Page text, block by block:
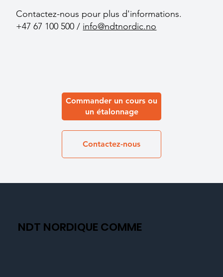
Contactez-nous pour plus d'informations.
+47 67 100 500 / info@ndtnordic.no
Commander un cours ou
un étalonnage
Contactez-nous
NDT NORDIQUE COMME